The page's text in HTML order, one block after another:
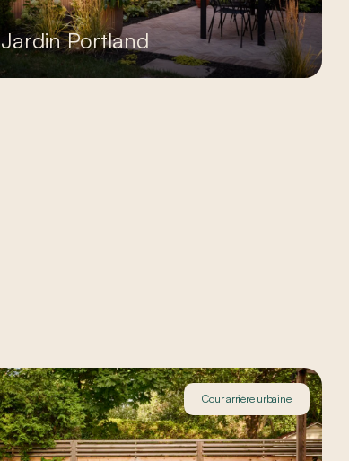
Jardin Portland
Cour arrière urbaine